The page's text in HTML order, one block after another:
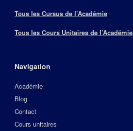
Tous les Cursus de l’Académie
Tous les Cours Unitaires de l’Académie
Navigation
Académie
Blog
Contact
Cours unitaires